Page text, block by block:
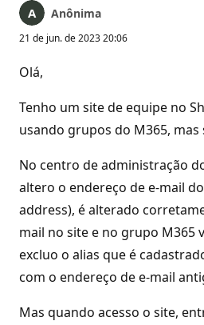
Anônima
21 de jun. de 2023 20:06
Olá,
Tenho um site de equipe no
usando grupos do M365, mas
No centro de administração
altero o endereço de e-mail
address), é alterado
mail no site e no grupo M365
excluo o alias que é
com o endereço de e-mail
Mas quando acesso o site,